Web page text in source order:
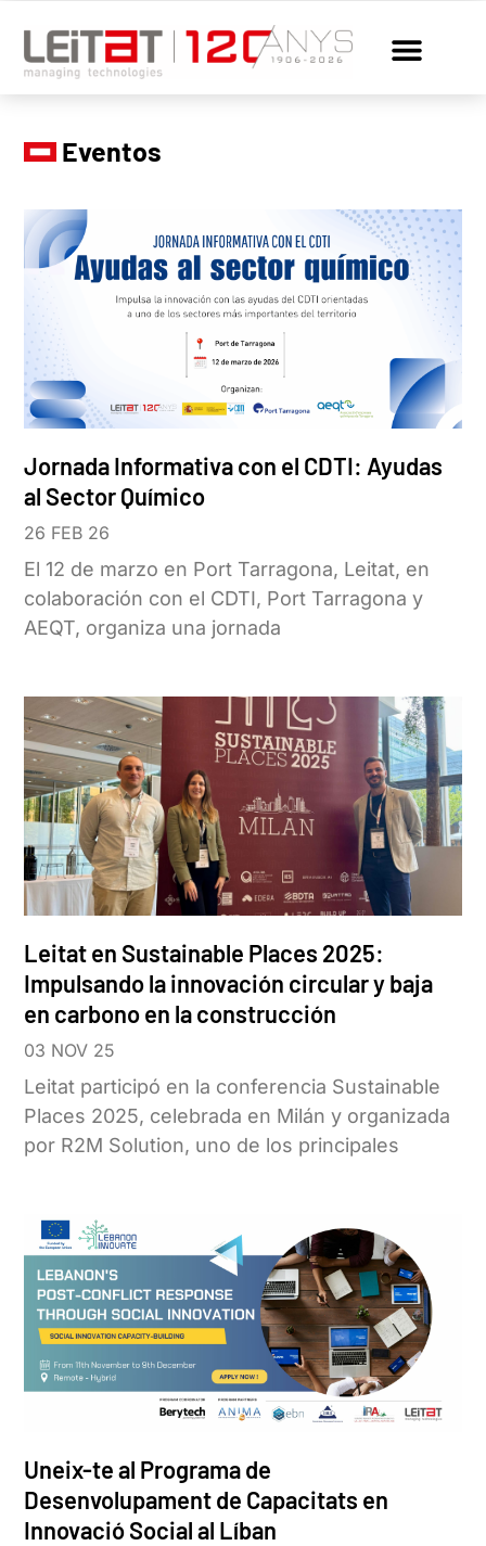
Eventos
Jornada Informativa con el CDTI: Ayudas
al Sector Químico
26 FEB 26
El 12 de marzo en Port Tarragona, Leitat, en
colaboración con el CDTI, Port Tarragona y
AEQT, organiza una jornada
Leitat en Sustainable Places 2025:
Impulsando la innovación circular y baja
en carbono en la construcción
03 NOV 25
Leitat participó en la conferencia Sustainable
Places 2025, celebrada en Milán y organizada
por R2M Solution, uno de los principales
Uneix-te al Programa de
Desenvolupament de Capacitats en
Innovació Social al Líban